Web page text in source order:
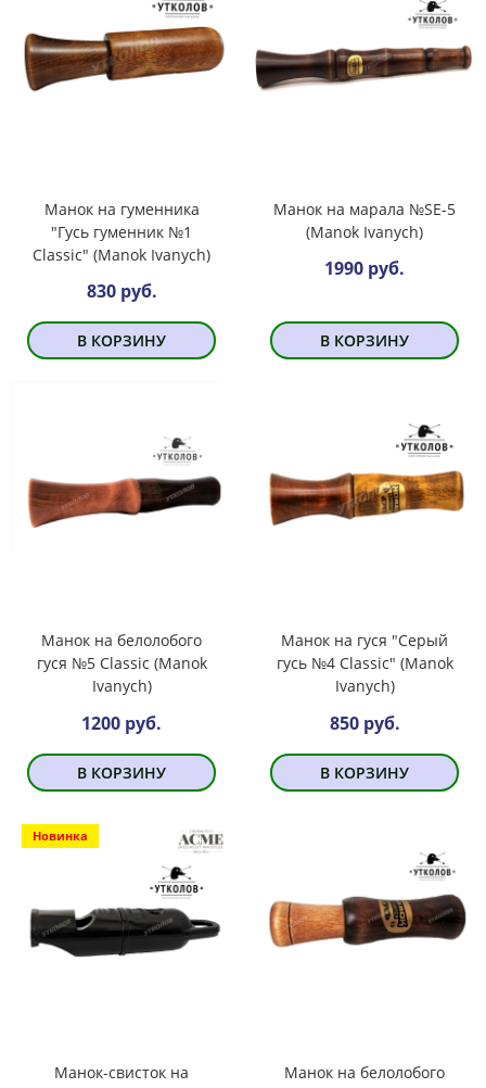
Манок на гуменника
"Гусь гуменник №1
Classic" (Manok Ivanych)
830 руб.
В КОРЗИНУ
Манок на марала №SE-5
(Manok Ivanych)
1990 руб.
В КОРЗИНУ
Манок на белолобого
гуся №5 Classic (Manok
Ivanych)
1200 руб.
В КОРЗИНУ
Манок на гуся "Серый
гусь №4 Classic" (Manok
Ivanych)
850 руб.
В КОРЗИНУ
Новинка
Манок-свисток на
Манок на белолобого